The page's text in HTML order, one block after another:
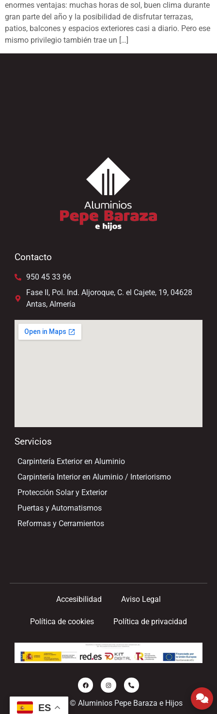
enormes ventajas: muchas horas de sol, buen clima durante
gran parte del año y la posibilidad de disfrutar terrazas,
patios, balcones y espacios exteriores casi a diario. Pero ese
mismo privilegio también trae un […]
Contacto
950 45 33 96
Fase II, Pol. Ind. Aljoroque, C. el Cajete, 19, 04628
Antas, Almería
Servicios
Carpintería Exterior en Aluminio
Carpintería Interior en Aluminio / Interiorismo
Protección Solar y Exterior
Puertas y Automatismos
Reformas y Cerramientos
Accesibilidad Aviso Legal
Política de cookies Política de privacidad
Copyright © Aluminios Pepe Baraza e Hijos
ES